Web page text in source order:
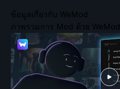
ข้อมูลเกี่ยวกับ WeMod
ภาพรวมการ Mod ด้วย WeMod